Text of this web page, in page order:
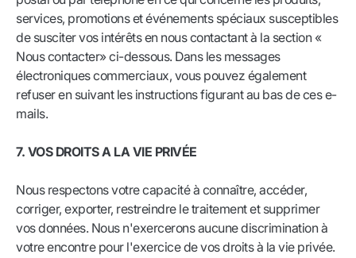
services, promotions et événements spéciaux susceptibles
de susciter vos intérêts en nous contactant à la section «
Nous contacter» ci-dessous. Dans les messages
électroniques commerciaux, vous pouvez également
refuser en suivant les instructions figurant au bas de ces e-
mails.
7. VOS DROITS A LA VIE PRIVÉE
Nous respectons votre capacité à connaître, accéder,
corriger, exporter, restreindre le traitement et supprimer
vos données. Nous n'exercerons aucune discrimination à
votre encontre pour l'exercice de vos droits à la vie privée.